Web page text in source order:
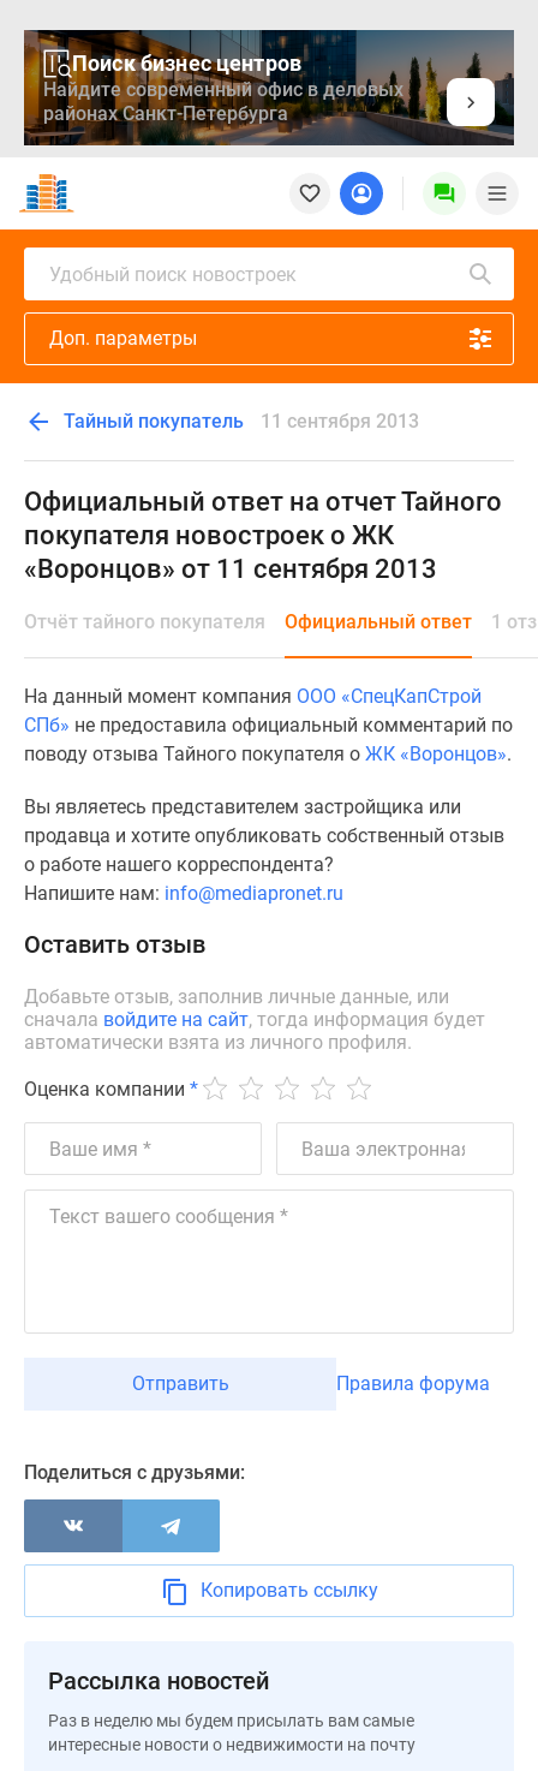
Поиск бизнес центров
Найдите современный офис в деловых
районах Санкт-Петербурга
Новостройки
Квартиры
Ипотека
Медиа
проекте
Контакты
Реклама
сайте
Дзен
Продавцы
застройщики
помещения
Квартиры
карте
Эксперты
авторы
Машино-
места
Специальные
Апартаменты
карте
комнатные
Готовые
новостройки
Видеообзор
новостроек
Семейная
ипотека
рынка
новостроек
комнатные
Субсидированная
Удобный поиск новостроек
Доп. параметры
Тайный покупатель 11 сентября 2013
Официальный ответ на отчет Тайного
покупателя новостроек о ЖК
«Воронцов» от 11 сентября 2013
Отчёт тайного покупателя Официальный ответ 1
На данный момент компания ООО «СпецКапСтрой
СПб» не предоставила официальный комментарий по
поводу отзыва Тайного покупателя о ЖК «Воронцов».
Вы являетесь представителем застройщика или
продавца и хотите опубликовать собственный отзыв
о работе нашего корреспондента?
Напишите нам: info@mediapronet.ru
Оставить отзыв
Добавьте отзыв, заполнив личные данные, или
сначала войдите на сайт, тогда информация будет
автоматически взята из личного профиля.
Оценка компании *
Отправить Правила форума
Поделиться с друзьями:
Копировать ссылку
Рассылка новостей
Раз в неделю мы будем присылать вам самые
интересные новости о недвижимости на почту